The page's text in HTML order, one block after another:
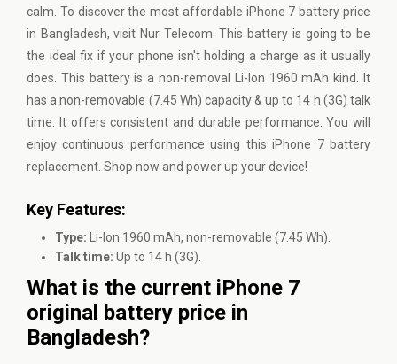
calm. To discover the most affordable iPhone 7 battery price
in Bangladesh, visit Nur Telecom. This battery is going to be
the ideal fix if your phone isn't holding a charge as it usually
does. This battery is a non-removal Li-Ion 1960 mAh kind. It
has a non-removable (7.45 Wh) capacity & up to 14 h (3G) talk
time. It offers consistent and durable performance. You will
enjoy continuous performance using this iPhone 7 battery
replacement. Shop now and power up your device!
Key Features:
Type: Li-Ion 1960 mAh, non-removable (7.45 Wh).
Talk time: Up to 14 h (3G).
What is the current iPhone 7
original battery price in
Bangladesh?